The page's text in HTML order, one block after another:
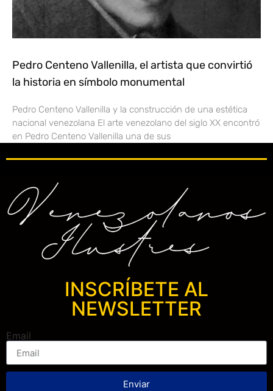
Pedro Centeno Vallenilla, el artista que convirtió
la historia en símbolo monumental
Pedro Centeno Vallenilla y la construcción de una estética
nacional venezolana El arte venezolano del siglo XX encontró
en Pedro Centeno Vallenilla una de sus
INSCRÍBETE AL
NEWSLETTER
Email
Enviar